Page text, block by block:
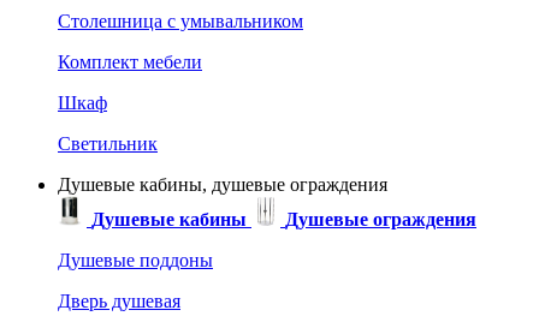
Столешница с умывальником
Комплект мебели
Шкаф
Светильник
Душевые кабины, душевые ограждения
Душевые кабины
Душевые ограждения
Душевые поддоны
Дверь душевая